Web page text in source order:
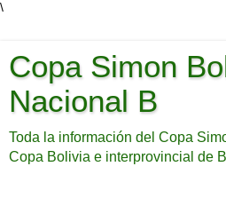
\
Copa Simon
Nacional B
Toda la información del Copa
Copa Bolivia e interprovincial de